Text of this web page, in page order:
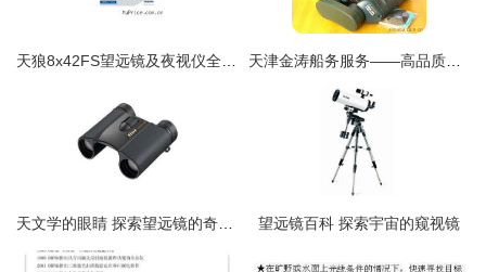
望远镜百科 探索宇宙的窥视镜